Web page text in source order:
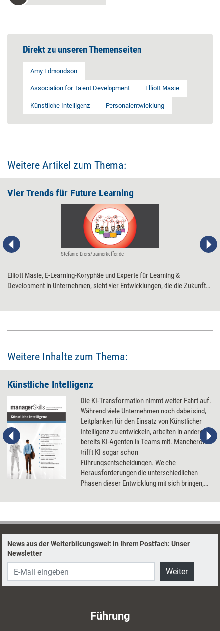
Direkt zu unseren Themenseiten
Amy Edmondson
Association for Talent Development Elliott Masie
Künstliche Intelligenz Personalentwicklung
Weitere Artikel zum Thema:
Vier Trends für Future Learning
Stefanie Diers/trainerkoffer.de
Elliott Masie, E-Learning-Koryphäe und Experte für Learning &
Development in Unternehmen, sieht vier Entwicklungen, die die Zukunft
Weitere Inhalte zum Thema:
Künstliche Intelligenz
Die KI-Transformation nimmt weiter Fahrt auf.
Während viele Unternehmen noch dabei sind,
Leitplanken für den Einsatz von Künstlicher
Intelligenz zu entwickeln, arbeiten in anderen
bereits KI-Agenten in Teams mit. Mancherorts
trifft KI sogar schon
Führungsentscheidungen. Welche
Herausforderungen die unterschiedlichen
Phasen dieser Entwicklung mit sich bringen,
worauf es ankommt, damit die
News aus der Weiterbildungswelt in Ihrem Postfach: Unser
Newsletter
Weiter
Führung